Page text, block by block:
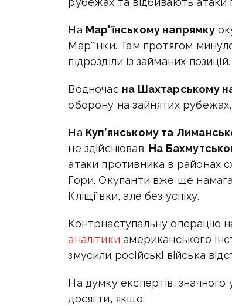
На Мар'їнському напрямку
Мар'їнки. Там протягом
підрозділи із займаних позицій.
Водночас на Шахтарському
оборону на зайнятих
На Куп’янському та
не здійснював. На
атаки противника в районах
Гори. Окупанти вже ще
Кліщіївки, але без успіху.
Контрнаступальну операцію
аналітикиамериканського
змусили російські війська
На думку експертів,
досягти, якщо: